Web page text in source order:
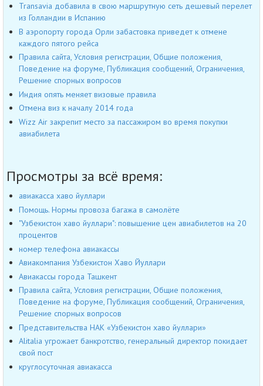
Transavia добавила в свою маршрутную сеть дешевый перелет
из Голландии в Испанию
В аэропорту города Орли забастовка приведет к отмене
каждого пятого рейса
Правила сайта, Условия регистрации, Общие положения,
Поведение на форуме, Публикация сообщений, Ограничения,
Решение спорных вопросов
Индия опять меняет визовые правила
Отмена виз к началу 2014 года
Wizz Air закрепит место за пассажиром во время покупки
авиабилета
Просмотры за всё время:
авиакасса хаво йуллари
Помощь. Нормы провоза багажа в самолёте
"Узбекистон хаво йуллари": повышение цен авиабилетов на 20
процентов
номер телефона авиакассы
Авиакомпания Узбекистон Хаво Йуллари
Авиакассы города Ташкент
Правила сайта, Условия регистрации, Общие положения,
Поведение на форуме, Публикация сообщений, Ограничения,
Решение спорных вопросов
Представительства НАК «Узбекистон хаво йуллари»
Alitalia угрожает банкротство, генеральный директор покидает
свой пост
круглосуточная авиакасса